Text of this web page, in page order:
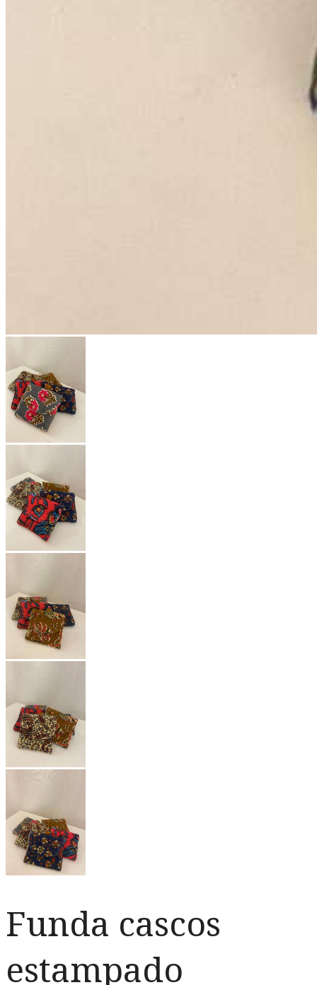
Funda cascos
estampado